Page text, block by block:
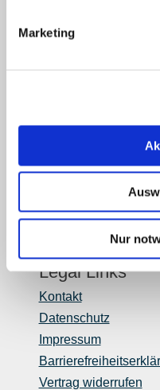
Marketing
Nur
Fachhandel
Region
Rheinhessen
Shop
Regionalentwicklung
Legal Links
Kontakt
Datenschutz
Impressum
Vertrag widerrufen